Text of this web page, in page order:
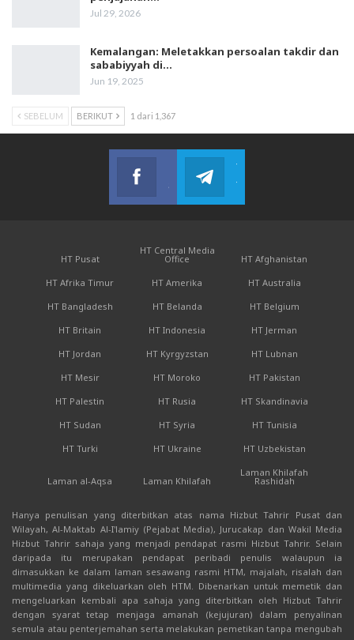
Jul 29, 2026
Kemalangan: Meletakkan persoalan takdir dan
sababiyyah di…
Jun 19, 2025
SEBELUM BERIKUT 1 dari 1,367
HT Pusat
HT Central Media
Office
HT Afghanistan
HT Afrika Timur
HT Amerika
HT Australia
HT Bangladesh
HT Belanda
HT Belgium
HT Britain
HT Indonesia
HT Jerman
HT Jordan
HT Kyrgyzstan
HT Lubnan
HT Mesir
HT Moroko
HT Pakistan
HT Palestin
HT Rusia
HT Skandinavia
HT Sudan
HT Syria
HT Tunisia
HT Turki
HT Ukraine HT Uzbekistan
Laman al-Aqsa Laman Khilafah
Laman Khilafah
Rashidah
Hanya penulisan yang diterbitkan atas nama Hizbut Tahrir Pusat dan
Wilayah, Al-Maktab Al-I'lamiy (Pejabat Media), Jurucakap dan Wakil Media
Hizbut Tahrir sahaja yang menjadi pendapat rasmi Hizbut Tahrir. Selain
daripada itu merupakan pendapat peribadi penulis walaupun ia
dimasukkan ke dalam laman sesawang rasmi HTM, majalah, risalah dan
multimedia yang dikeluarkan oleh HTM. Dibenarkan untuk memetik dan
mengeluarkan kembali apa sahaja yang diterbitkan oleh Hizbut Tahrir
dengan syarat tetap menjaga amanah (kejujuran) dalam penyalinan
semula atau penterjemahan serta melakukan pemetikan tanpa mengubah